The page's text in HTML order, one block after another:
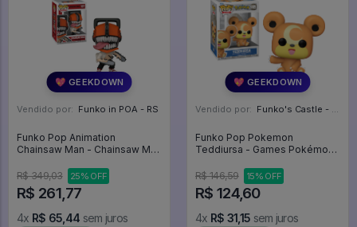
💖 GEEKDOWN
Vendido por: Funko in POA - RS
Funko Pop Animation
Chainsaw Man - Chainsaw Man
R$ 349,03
25% OFF
R$ 261,77
4x R$ 65,44 sem juros
💖 GEEKDOWN
Vendido por: Funko's Castle - SP
Funko Pop Pokemon
Teddiursa - Games Pokémon
R$ 146,59
15% OFF
R$ 124,60
4x R$ 31,15 sem juros